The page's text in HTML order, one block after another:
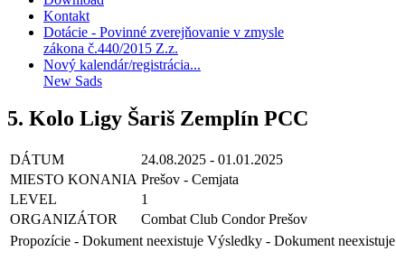
Kontakt
Dotácie - Povinné zverejňovanie v zmysle
zákona č.440/2015 Z.z.
Nový kalendár/registrácia...
New Sads
5. Kolo Ligy Šariš Zemplín PCC
DÁTUM
24.08.2025 - 01.01.2025
MIESTO KONANIA Prešov - Cemjata
LEVEL
1
ORGANIZÁTOR
Combat Club Condor Prešov
Propozície - Dokument neexistuje Výsledky - Dokument neexistuje